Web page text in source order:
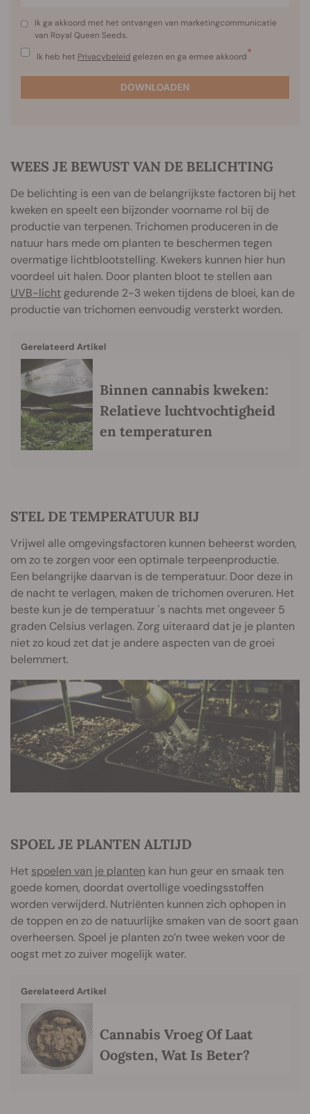
Ik ga akkoord met het ontvangen van marketingcommunicatie
van Royal Queen Seeds.
Ik heb het Privacybeleid gelezen en ga ermee akkoord*
DOWNLOADEN
WEES JE BEWUST VAN DE BELICHTING
De belichting is een van de belangrijkste factoren bij het
kweken en speelt een bijzonder voorname rol bij de
productie van terpenen. Trichomen produceren in de
natuur hars mede om planten te beschermen tegen
overmatige lichtblootstelling. Kwekers kunnen hier hun
voordeel uit halen. Door planten bloot te stellen aan
UVB-licht gedurende 2-3 weken tijdens de bloei, kan de
productie van trichomen eenvoudig versterkt worden.
Gerelateerd Artikel
Binnen cannabis kweken:
Relatieve luchtvochtigheid
en temperaturen
STEL DE TEMPERATUUR BIJ
Vrijwel alle omgevingsfactoren kunnen beheerst worden,
om zo te zorgen voor een optimale terpeenproductie.
Een belangrijke daarvan is de temperatuur. Door deze in
de nacht te verlagen, maken de trichomen overuren. Het
beste kun je de temperatuur 's nachts met ongeveer 5
graden Celsius verlagen. Zorg uiteraard dat je je planten
niet zo koud zet dat je andere aspecten van de groei
belemmert.
SPOEL JE PLANTEN ALTIJD
Het spoelen van je planten kan hun geur en smaak ten
goede komen, doordat overtollige voedingsstoffen
worden verwijderd. Nutriënten kunnen zich ophopen in
de toppen en zo de natuurlijke smaken van de soort gaan
overheersen. Spoel je planten zo’n twee weken voor de
oogst met zo zuiver mogelijk water.
Gerelateerd Artikel
Cannabis Vroeg Of Laat
Oogsten, Wat Is Beter?